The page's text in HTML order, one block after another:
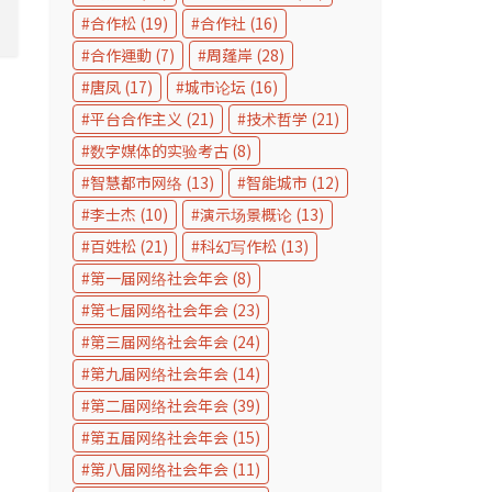
合作松 (19) 合作社 (16)
合作運動 (7) 周蓬岸 (28)
唐凤 (17) 城市论坛 (16)
平台合作主义 (21) 技术哲学 (21)
数字媒体的实验考古 (8)
智慧都市网络 (13) 智能城市 (12)
李士杰 (10) 演示场景概论 (13)
百姓松 (21) 科幻写作松 (13)
第一届网络社会年会 (8)
第七届网络社会年会 (23)
第三届网络社会年会 (24)
第九届网络社会年会 (14)
第二届网络社会年会 (39)
第五届网络社会年会 (15)
第八届网络社会年会 (11)